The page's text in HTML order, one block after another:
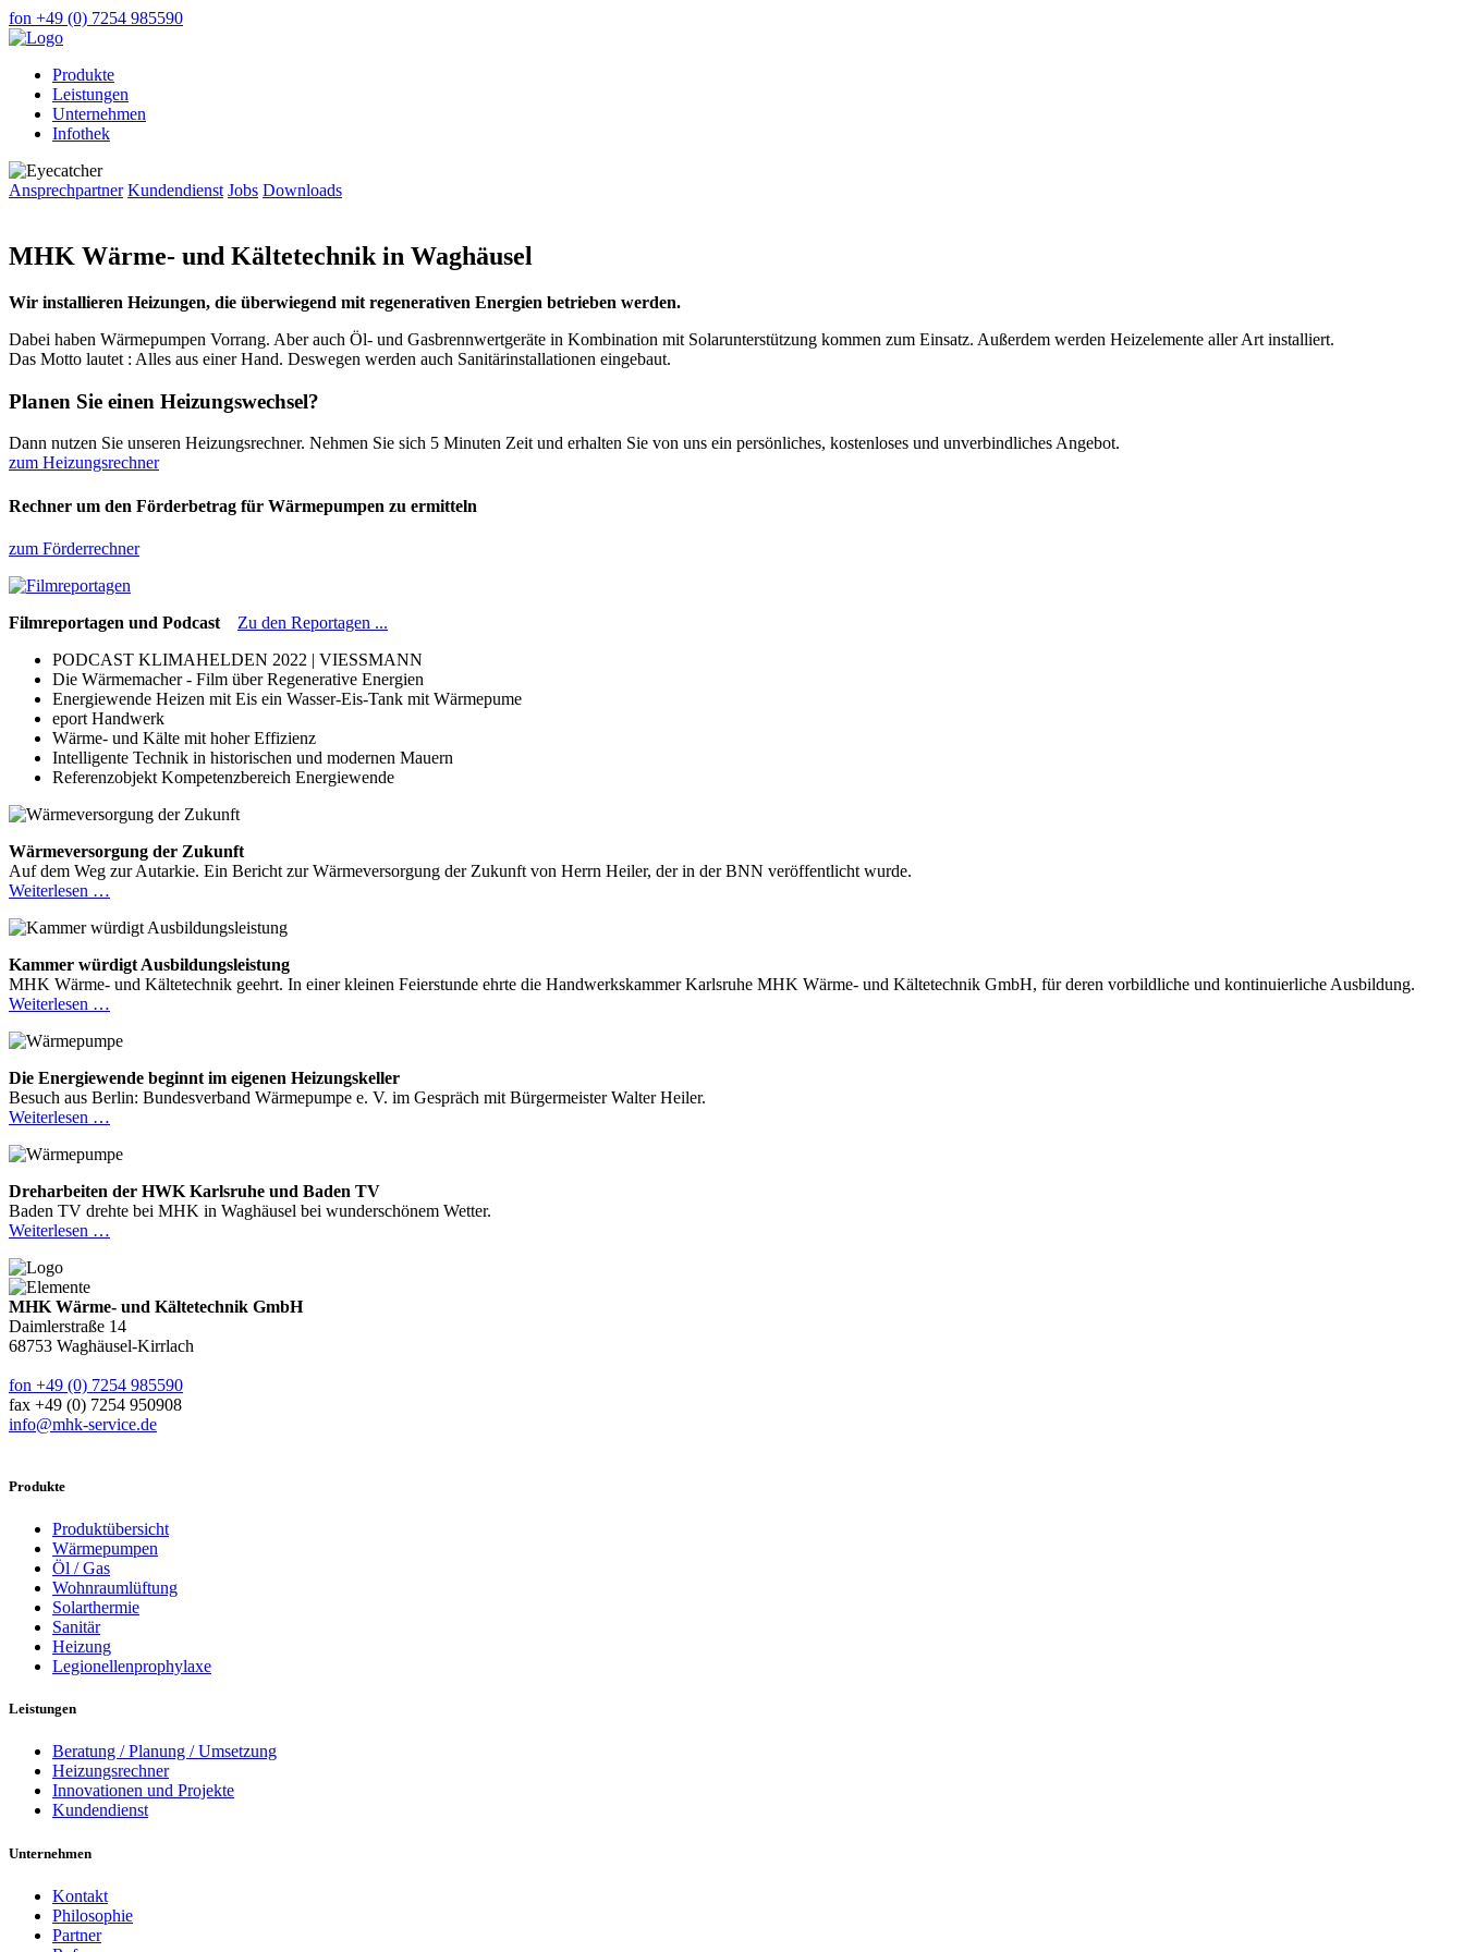
fon +49 (0) 7254 985590
Produkte
Leistungen
Unternehmen
Infothek
Ansprechpartner Kundendienst Jobs Downloads
MHK Wärme- und Kältetechnik in Waghäusel
Wir installieren Heizungen, die überwiegend mit regenerativen Energien betrieben werden.
Dabei haben Wärmepumpen Vorrang. Aber auch Öl- und Gasbrennwertgeräte in Kombination mit Solarunterstützung kommen zum Einsatz. Außerdem werden Heizelemente aller Art installiert.
Das Motto lautet : Alles aus einer Hand. Deswegen werden auch Sanitärinstallationen eingebaut.
Planen Sie einen Heizungswechsel?
Dann nutzen Sie unseren Heizungsrechner. Nehmen Sie sich 5 Minuten Zeit und erhalten Sie von uns ein persönliches, kostenloses und unverbindliches Angebot.
zum Heizungsrechner
Rechner um den Förderbetrag für Wärmepumpen zu ermitteln
zum Förderrechner
Filmreportagen und Podcast
Zu den Reportagen ...
PODCAST KLIMAHELDEN 2022 | VIESSMANN
Die Wärmemacher - Film über Regenerative Energien
Energiewende Heizen mit Eis ein Wasser-Eis-Tank mit Wärmepume
eport Handwerk
Wärme- und Kälte mit hoher Effizienz
Intelligente Technik in historischen und modernen Mauern
Referenzobjekt Kompetenzbereich Energiewende
Wärmeversorgung der Zukunft
Auf dem Weg zur Autarkie. Ein Bericht zur Wärmeversorgung der Zukunft von Herrn Heiler, der in der BNN veröffentlicht wurde.
Weiterlesen …
Kammer würdigt Ausbildungsleistung
MHK Wärme- und Kältetechnik geehrt. In einer kleinen Feierstunde ehrte die Handwerkskammer Karlsruhe MHK Wärme- und Kältetechnik GmbH, für deren vorbildliche und kontinuierliche Ausbildung.
Weiterlesen …
Die Energiewende beginnt im eigenen Heizungskeller
Besuch aus Berlin: Bundesverband Wärmepumpe e. V. im Gespräch mit Bürgermeister Walter Heiler.
Weiterlesen …
Dreharbeiten der HWK Karlsruhe und Baden TV
Baden TV drehte bei MHK in Waghäusel bei wunderschönem Wetter.
Weiterlesen …
MHK Wärme- und Kältetechnik GmbH
Daimlerstraße 14
68753 Waghäusel-Kirrlach
fon +49 (0) 7254 985590
fax +49 (0) 7254 950908
info@mhk-service.de
Produkte
Produktübersicht
Wärmepumpen
Öl / Gas
Wohnraumlüftung
Solarthermie
Sanitär
Heizung
Legionellenprophylaxe
Leistungen
Beratung / Planung / Umsetzung
Heizungsrechner
Innovationen und Projekte
Kundendienst
Unternehmen
Kontakt
Philosophie
Partner